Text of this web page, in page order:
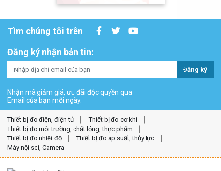
Tìm chúng tôi trên
Đăng ký nhận bản tin:
Đăng ký
Nhận mã giảm giá, ưu đãi độc quyền qua
Email của bạn mỗi ngày.
Thiết bị đo điện, điện tử
Thiết bị đo cơ khí
Thiết bị đo môi trường, chất lỏng, thực phẩm
Thiết bị đo nhiệt độ
Thiết bị đo áp suất, thủy lực
Máy nội soi, Camera